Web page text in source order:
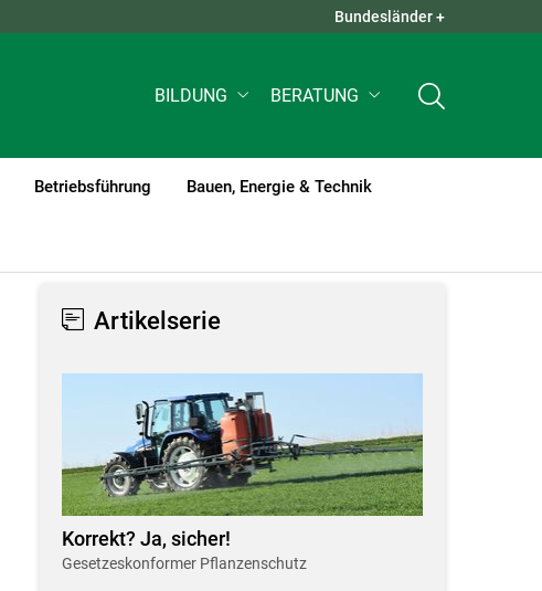
QUICK LINKS +
Bundesländer +
BILDUNG BERATUNG
Betriebsführung Bauen, Energie & Technik
Artikelserie
Korrekt? Ja, sicher!
Gesetzeskonformer Pflanzenschutz